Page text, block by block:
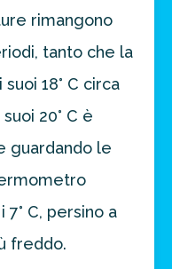
rimangono
tanto che la
18° C circa
20° C è
guardando le
C, persino a
freddo.